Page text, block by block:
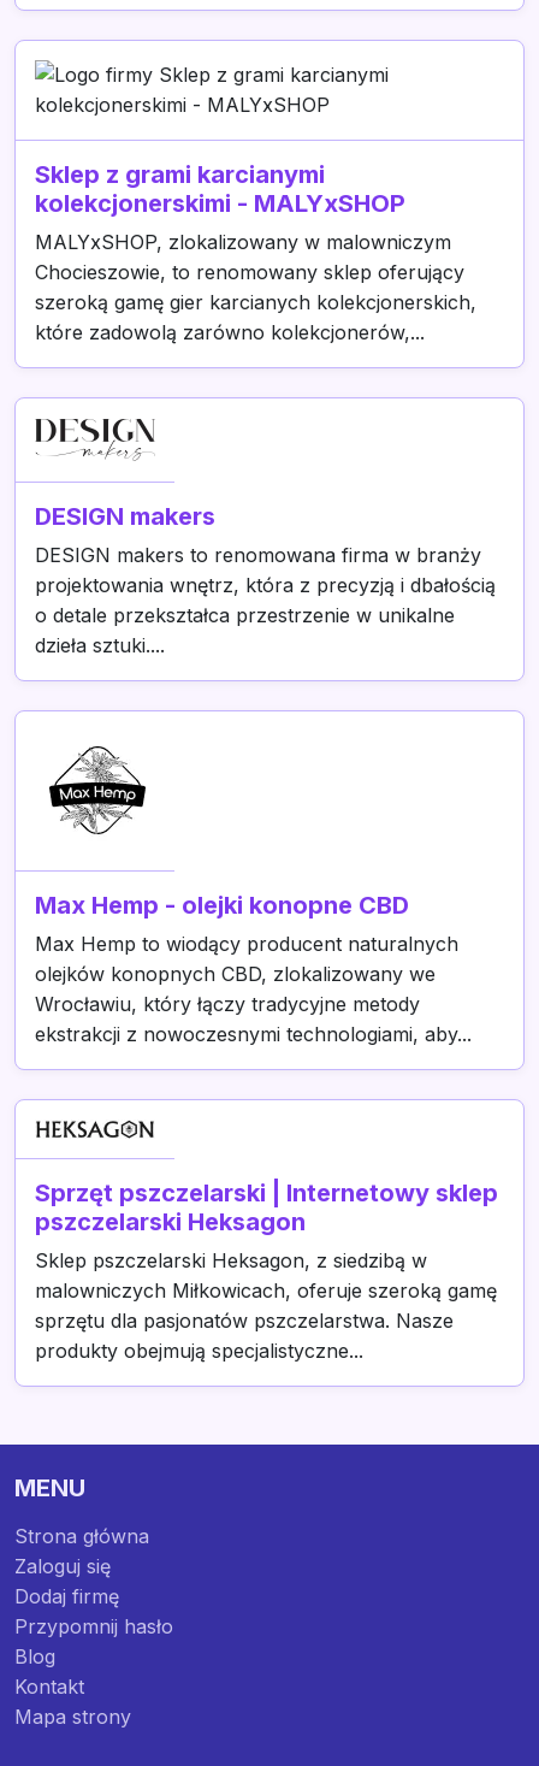
Sklep z grami karcianymi
kolekcjonerskimi - MALYxSHOP
MALYxSHOP, zlokalizowany w malowniczym
Chocieszowie, to renomowany sklep oferujący
szeroką gamę gier karcianych kolekcjonerskich,
które zadowolą zarówno kolekcjonerów,...
DESIGN makers
DESIGN makers to renomowana firma w branży
projektowania wnętrz, która z precyzją i dbałością
o detale przekształca przestrzenie w unikalne
dzieła sztuki....
Max Hemp - olejki konopne CBD
Max Hemp to wiodący producent naturalnych
olejków konopnych CBD, zlokalizowany we
Wrocławiu, który łączy tradycyjne metody
ekstrakcji z nowoczesnymi technologiami, aby...
Sprzęt pszczelarski | Internetowy sklep
pszczelarski Heksagon
Sklep pszczelarski Heksagon, z siedzibą w
malowniczych Miłkowicach, oferuje szeroką gamę
sprzętu dla pasjonatów pszczelarstwa. Nasze
produkty obejmują specjalistyczne...
MENU
Strona główna
Zaloguj się
Dodaj firmę
Przypomnij hasło
Blog
Kontakt
Mapa strony